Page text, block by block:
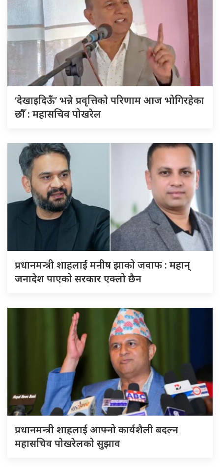
‘देखाइदिऊँ’ भन्ने प्रवृत्तिको परिणाम आज भोगिरहेका
छौँ : महासचिव पोखरेल
प्रधानमन्त्री शाहलाई मनीष झाको जवाफ : महान्
जनादेश पाएको सरकार एक्लो छैन
प्रधानमन्त्री शाहलाई आफ्नो कार्यशैली बदल्न
महासचिव पोखरेलको सुझाव